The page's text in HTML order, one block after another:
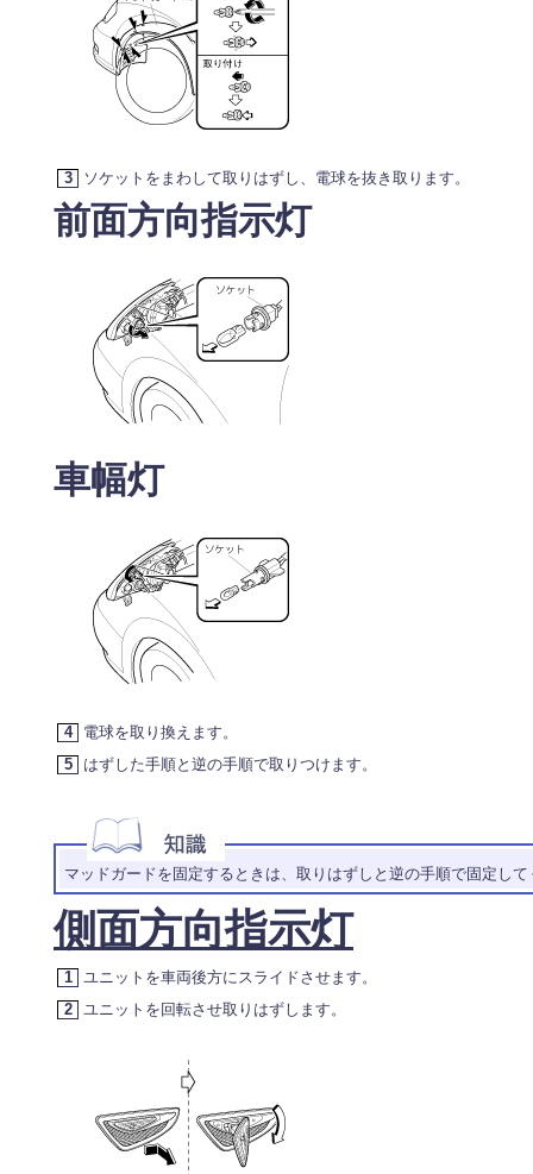
3 ソケットをまわして取りはずし、電球を抜き取ります。
前面方向指示灯
車幅灯
4
電球を取り換えます。
5
はずした手順と逆の手順で取りつけます。
マッドガードを固定するときは、取りはずしと逆の手順で固定して
側面方向指示灯
1
ユニットを車両後方にスライドさせます。
2
ユニットを回転させ取りはずします。